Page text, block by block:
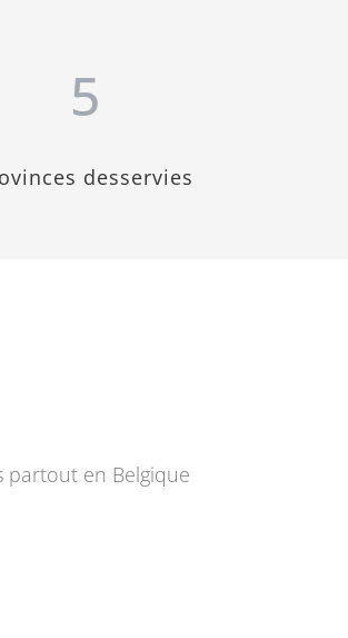
5
desservies
partout en Belgique